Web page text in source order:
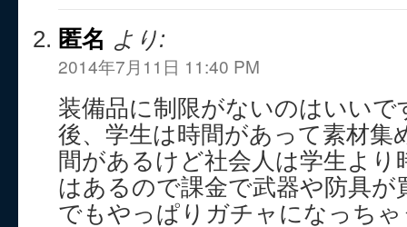
匿名 より:
2014年7月11日 11:40 PM
装備品に制限がないのはいいで
後、学生は時間があって素材集
間があるけど社会人は学生よ
はあるので課金で武器や防具
でもやっぱりガチャになっち